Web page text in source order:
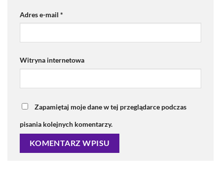
Adres e-mail *
Witryna internetowa
Zapamiętaj moje dane w tej przeglądarce podczas
pisania kolejnych komentarzy.